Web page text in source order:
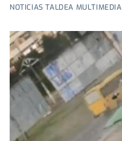
NOTICIAS TALDEA MULTIMEDIA